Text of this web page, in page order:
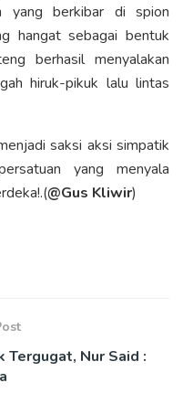
yang berkibar di spion
hangat sebagai bentuk
berhasil menyalakan
hiruk-pikuk lalu lintas
saksi aksi simpatik
yang menyala
@Gus Kliwir)
Tergugat, Nur Said :